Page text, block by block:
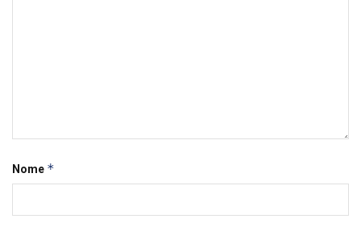
Nome *